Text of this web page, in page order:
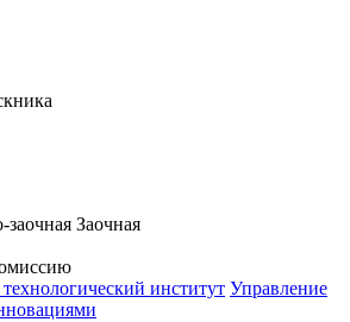
Заочная
институт Управление